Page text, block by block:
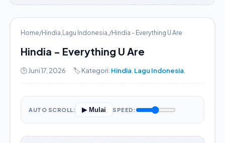
Home/Hindia, Lagu Indonesia,/Hindia - Everything U Are
Hindia - Everything U Are
🕒 Juni 17, 2026 🏷️ Kategori: Hindia Lagu Indonesia
AUTO SCROLL: ▶ Mulai SPEED: